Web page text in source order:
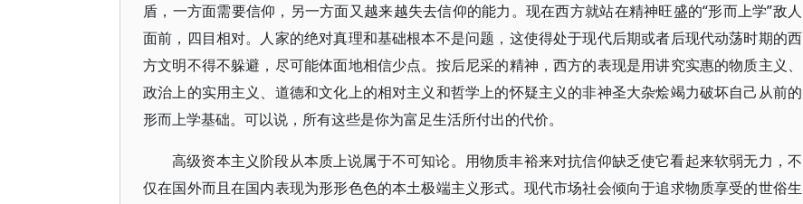
盾，一方面需要信仰，另一方面又越来越失去信仰的能力。现在西方就站在精神旺盛的“形而上学”敌人
面前，四目相对。人家的绝对真理和基础根本不是问题，这使得处于现代后期或者后现代动荡时期的西
方文明不得不躲避，尽可能体面地相信少点。按后尼采的精神，西方的表现是用讲究实惠的物质主义、
政治上的实用主义、道德和文化上的相对主义和哲学上的怀疑主义的非神圣大杂烩竭力破坏自己从前的
形而上学基础。可以说，所有这些是你为富足生活所付出的代价。
高级资本主义阶段从本质上说属于不可知论。用物质丰裕来对抗信仰缺乏使它看起来软弱无力，不
仅在国外而且在国内表现为形形色色的本土极端主义形式。现代市场社会倾向于追求物质享受的世俗生